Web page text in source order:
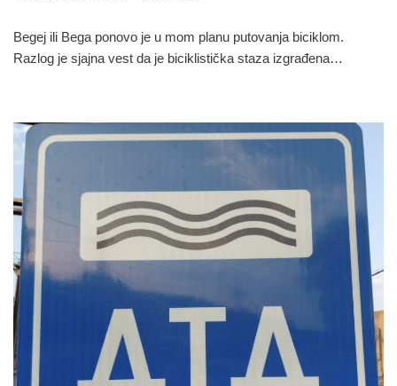
Begej ili Bega ponovo je u mom planu putovanja biciklom.
Razlog je sjajna vest da je biciklistička staza izgrađena…